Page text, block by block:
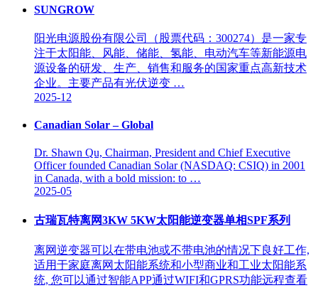
SUNGROW
阳光电源股份有限公司（股票代码：300274）是一家专
注于太阳能、风能、储能、氢能、电动汽车等新能源电
源设备的研发、生产、销售和服务的国家重点高新技术
企业。主要产品有光伏逆变 …
2025-12
Canadian Solar – Global
Dr. Shawn Qu, Chairman, President and Chief Executive
Officer founded Canadian Solar (NASDAQ: CSIQ) in 2001
in Canada, with a bold mission: to …
2025-05
古瑞瓦特离网3KW 5KW太阳能逆变器单相SPF系列
离网逆变器可以在带电池或不带电池的情况下良好工作,
适用于家庭离网太阳能系统和小型商业和工业太阳能系
统, 您可以通过智能APP通过WIFI和GPRS功能远程查看